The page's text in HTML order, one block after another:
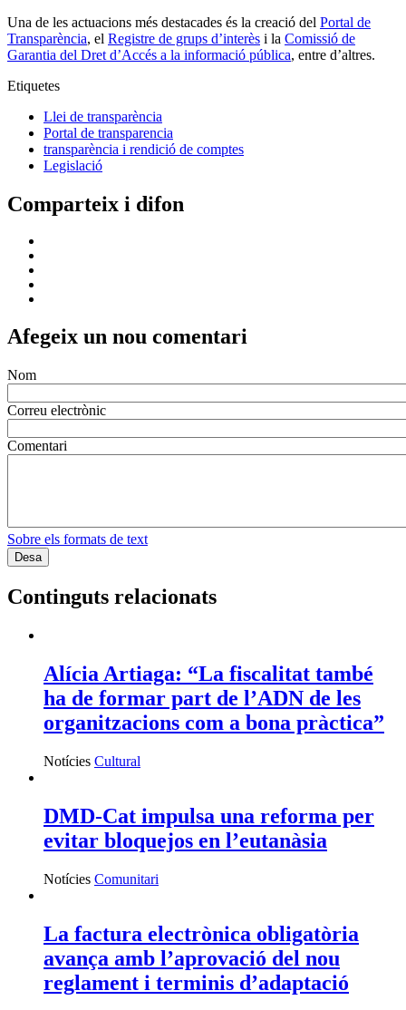
Una de les actuacions més destacades és la creació del Portal de
Transparència, el Registre de grups d’interès i la Comissió de
Garantia del Dret d’Accés a la informació pública, entre d’altres.
Etiquetes
Llei de transparència
Portal de transparencia
transparència i rendició de comptes
Legislació
Comparteix i difon
Afegeix un nou comentari
Nom
Correu electrònic
Comentari
Sobre els formats de text
Continguts relacionats
Alícia Artiaga: “La fiscalitat també
ha de formar part de l’ADN de les
organitzacions com a bona pràctica”
Notícies Cultural
DMD-Cat impulsa una reforma per
evitar bloquejos en l’eutanàsia
Notícies Comunitari
La factura electrònica obligatòria
avança amb l’aprovació del nou
reglament i terminis d’adaptació